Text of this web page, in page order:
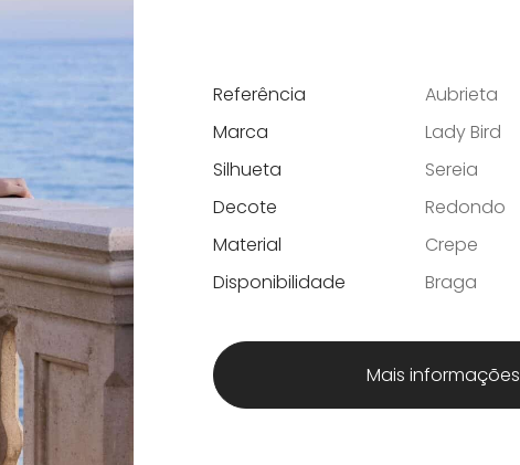
Referência
Aubrieta
Marca
Lady Bird
Silhueta
Sereia
Decote
Redondo
Material
Crepe
Disponibilidade
Braga
Mais informações